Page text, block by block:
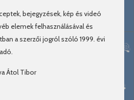
bejegyzések, kép és videó
elemek felhasználásával és
a szerzői jogról szóló 1999. évi
Átol Tibor